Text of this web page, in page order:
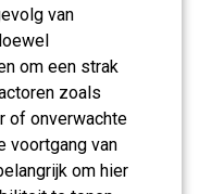
van
om een strak
zoals
of onverwachte
voortgang van
om hier